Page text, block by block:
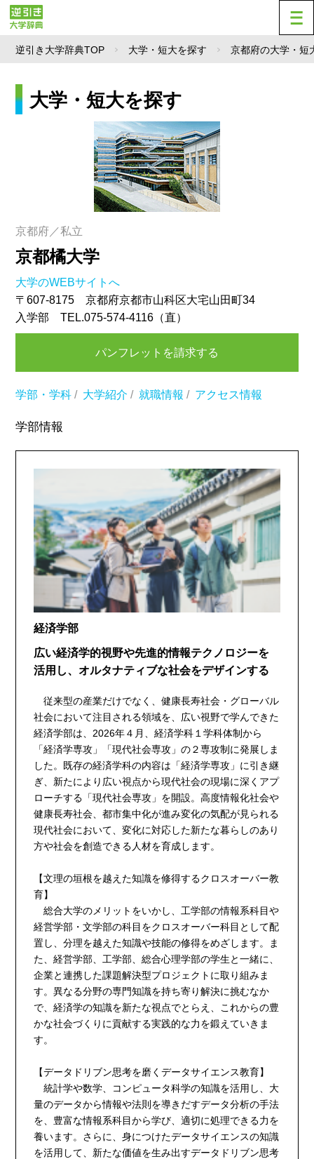
逆引き大学辞典TOP 大学・短大を探す 京都府の大学・短
大学・短大を探す
京都府／私立
京都橘大学
大学のWEBサイトへ
〒607-8175 京都府京都市山科区大宅山田町34
入学部 TEL.075-574-4116（直）
パンフレットを請求する
学部・学科 / 大学紹介 / 就職情報 / アクセス情報
学部情報
経済学部
広い経済学的視野や先進的情報テクノロジーを
活用し、オルタナティブな社会をデザインする
従来型の産業だけでなく、健康長寿社会・グローバル
社会において注目される領域を、広い視野で学んできた
経済学部は、2026年４月、経済学科１学科体制から
「経済学専攻」「現代社会専攻」の２専攻制に発展しま
した。既存の経済学科の内容は「経済学専攻」に引き継
ぎ、新たにより広い視点から現代社会の現場に深くアプ
ローチする「現代社会専攻」を開設。高度情報化社会や
健康長寿社会、都市集中化が進み変化の気配が見られる
現代社会において、変化に対応した新たな暮らしのあり
方や社会を創造できる人材を育成します。
【文理の垣根を越えた知識を修得するクロスオーバー教
育】
総合大学のメリットをいかし、工学部の情報系科目や
経営学部・文学部の科目をクロスオーバー科目として配
置し、分理を越えた知識や技能の修得をめざします。ま
た、経営学部、工学部、総合心理学部の学生と一緒に、
企業と連携した課題解決型プロジェクトに取り組みま
す。異なる分野の専門知識を持ち寄り解決に挑むなか
で、経済学の知識を新たな視点でとらえ、これからの豊
かな社会づくりに貢献する実践的な力を鍛えていきま
す。
【データドリブン思考を磨くデータサイエンス教育】
統計学や数学、コンピュータ科学の知識を活用し、大
量のデータから情報や法則を導きだすデータ分析の手法
を、豊富な情報系科目から学び、適切に処理できる力を
養います。さらに、身につけたデータサイエンスの知識
を活用して、新たな価値を生み出すデータドリブン思考